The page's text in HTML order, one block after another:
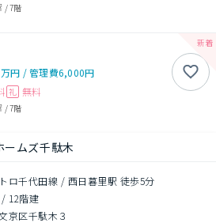
/7階
万円 /管理費6,000円
礼 無料
/7階
ームズ千駄木
ロ千代田線 / 西日暮里駅 徒歩5分
/ 12階建
京区千駄木３